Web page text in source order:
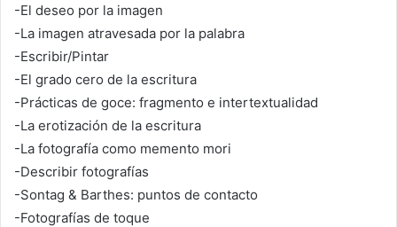
-El deseo por la imagen
-La imagen atravesada por la palabra
-Escribir/Pintar
-El grado cero de la escritura
-Prácticas de goce: fragmento e intertextualidad
-La erotización de la escritura
-La fotografía como memento mori
-Describir fotografías
-Sontag & Barthes: puntos de contacto
-Fotografías de toque